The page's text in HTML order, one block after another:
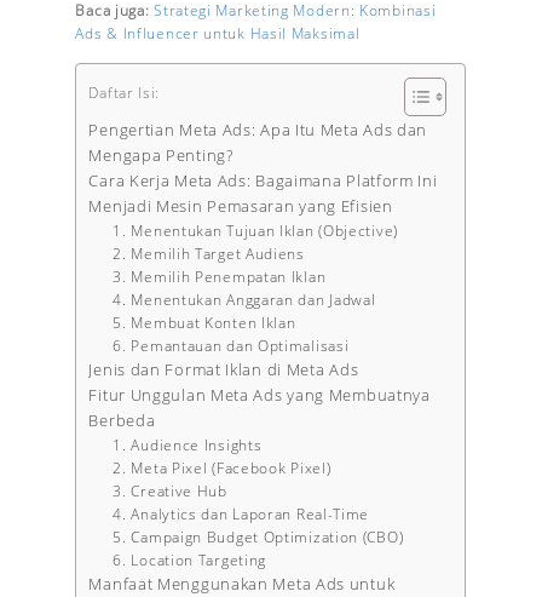
Baca juga: Strategi Marketing Modern: Kombinasi
Ads & Influencer untuk Hasil Maksimal
Daftar Isi:
Pengertian Meta Ads: Apa Itu Meta Ads dan
Mengapa Penting?
Cara Kerja Meta Ads: Bagaimana Platform Ini
Menjadi Mesin Pemasaran yang Efisien
1. Menentukan Tujuan Iklan (Objective)
2. Memilih Target Audiens
3. Memilih Penempatan Iklan
4. Menentukan Anggaran dan Jadwal
5. Membuat Konten Iklan
6. Pemantauan dan Optimalisasi
Jenis dan Format Iklan di Meta Ads
Fitur Unggulan Meta Ads yang Membuatnya
Berbeda
1. Audience Insights
2. Meta Pixel (Facebook Pixel)
3. Creative Hub
4. Analytics dan Laporan Real-Time
5. Campaign Budget Optimization (CBO)
6. Location Targeting
Manfaat Menggunakan Meta Ads untuk